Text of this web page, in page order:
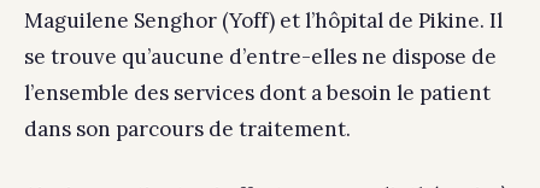
Maguilene Senghor (Yoff) et l’hôpital de Pikine. Il
se trouve qu’aucune d’entre-elles ne dispose de
l’ensemble des services dont a besoin le patient
dans son parcours de traitement.